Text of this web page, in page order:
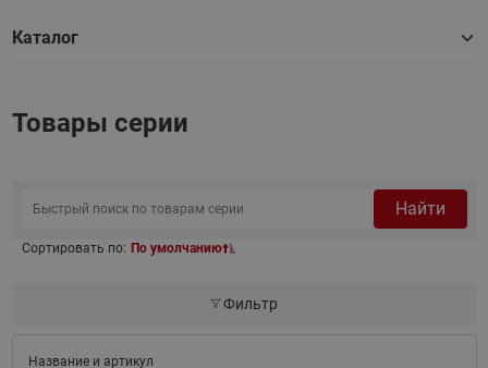
Каталог
Товары серии
Найти
Сортировать по: По умолчанию
Фильтр